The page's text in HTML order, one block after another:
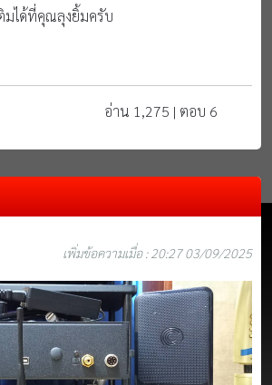
มได้ที่คุณลุงยิ้มครับ
อ่าน 1,275 | ตอบ 6
เพิ่มข้อความเมื่อ : 20:27 03/09/2025